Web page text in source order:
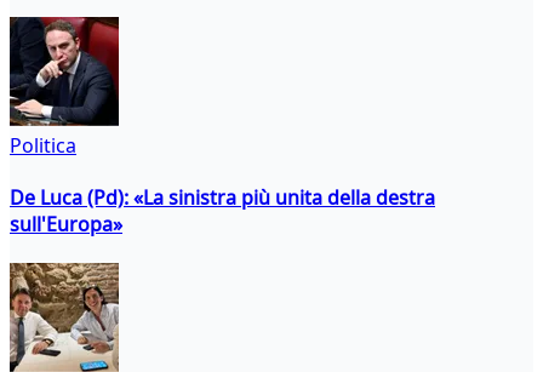
Politica
De Luca (Pd): «La sinistra più unita della destra
sull'Europa»